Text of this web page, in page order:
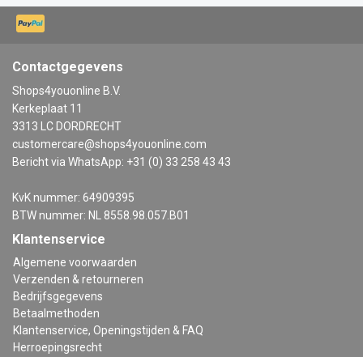
Contactgegevens
Shops4youonline B.V.
Kerkeplaat 11
3313 LC DORDRECHT
customercare@shops4youonline.com
Bericht via WhatsApp: +31 (0) 33 258 43 43
KvK nummer: 64909395
BTW nummer: NL 8558.98.057.B01
Klantenservice
Algemene voorwaarden
Verzenden & retourneren
Bedrijfsgegevens
Betaalmethoden
Klantenservice, Openingstijden & FAQ
Herroepingsrecht